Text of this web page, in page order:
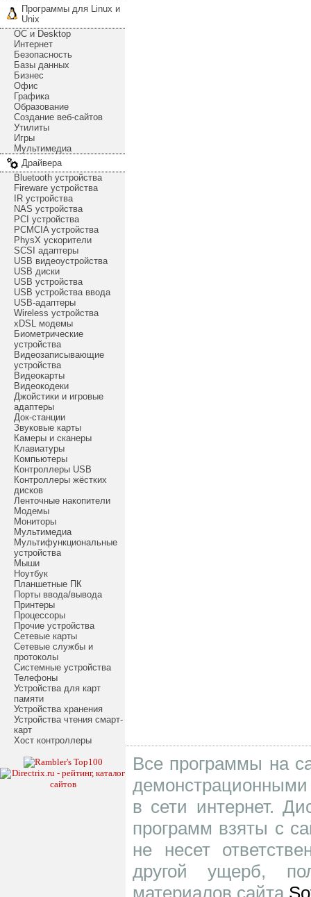
Программы для Linux и
Unix
ОС и Desktop
Интернет
Безопасность
Базы данных
Бизнес
Офис
Графика
Образование
Создание веб-сайтов
Утилиты
Игры
Мультимедиа
Драйвера
Bluetooth устройства
Fireware устройства
IR устройства
NAS устройства
PCI устройства
PCMCIA устройства
PhysX ускорители
SCSI адаптеры
USB видеоустройства
USB диски
USB устройства
USB устройства ввода
USB-адаптеры
Wireless устройства
xDSL модемы
Биометрические
устройства
Видеозаписывающие
устройства
Видеокарты
Видеокодеки
Джойстики и игровые
адаптеры
Док-станции
Звуковые карты
Камеры и сканеры
Клавиатуры
Компьютеры
Контроллеры USB
Контроллеры жёстких
дисков
Ленточные накопители
Модемы
Мониторы
Мультимедиа
Мультифункциональные
устройства
Мыши
Ноутбук
Планшетные ПК
Порты ввода/вывода
Принтеры
Процессоры
Прочие устройства
Сетевые карты
Сетевые службы и
протоколы
Системные устройства
Телефоны
Устройства для карт
памяти
Устройства хранения
Устройства чтения смарт-
карт
Хост контроллеры
Все программы на
в сети интернет.
программ взяты с
не несет
другой ущерб,
материалов сайта